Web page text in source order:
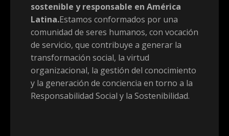
sostenible y responsable en América
Latina.Estamos conformados por una
comunidad de seres humanos, con vocación
de servicio, que contribuye a generar la
transformación social, la virtud
organizacional, la gestión del conocimiento
y la generación de conciencia en torno a la
Responsabilidad Social y la Sostenibilidad.